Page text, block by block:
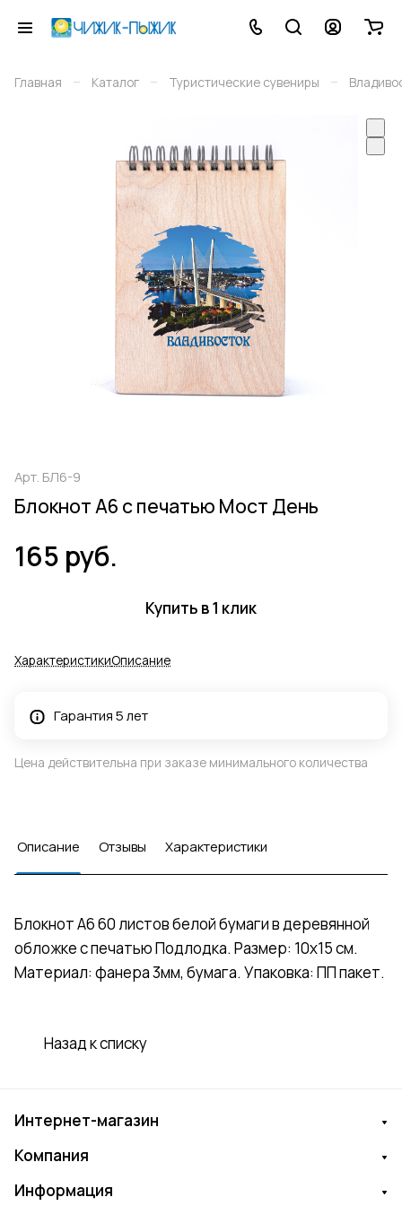
Главная – Каталог – Туристические сувениры –
Арт. БЛ6-9
Блокнот А6 с печатью Мост День
165 руб.
Купить в 1 клик
ХарактеристикиОписание
Гарантия 5 лет
Цена действительна при заказе минимального количества
Описание Отзывы Характеристики
Блокнот А6 60 листов белой бумаги в деревянной
обложке с печатью Подлодка. Размер: 10х15 см.
Материал: фанера 3мм, бумага. Упаковка: ПП пакет.
Назад к списку
Интернет-магазин
Компания
Информация